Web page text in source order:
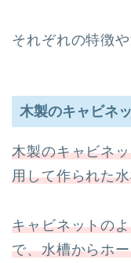
それぞれの特徴
木製のキャビネ
木製のキャビネ
用して作られた
キャビネットの
で、水槽からホ